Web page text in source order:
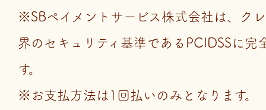
※SBペイメントサービス株式会社は、ク
界のセキュリティ基準であるPCIDSSに完
す。
※お支払方法は1回払いのみとなります。